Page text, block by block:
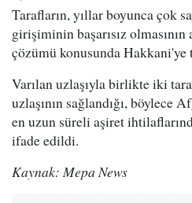
Tarafların, yıllar boyunca çok
girişiminin başarısız olmasının
çözümü konusunda
Varılan uzlaşıyla birlikte iki
uzlaşının sağlandığı, böylece
en uzun süreli aşiret
ifade edildi.
Kaynak: Mepa News